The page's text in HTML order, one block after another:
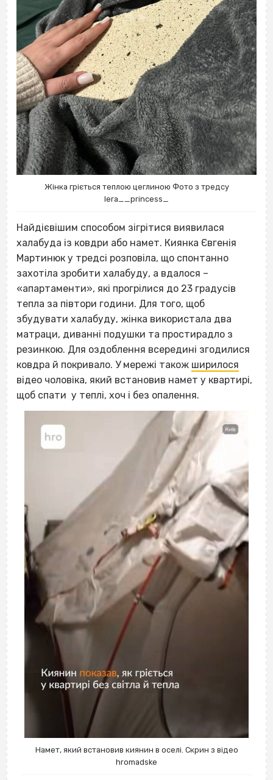
Жінка гріється теплою цеглиною Фото з тредсу
lera__princess_
Найдієвішим способом зігрітися виявилася
халабуда із ковдри або намет. Киянка Євгенія
Мартинюк у тредсі розповіла, що спонтанно
захотіла зробити халабуду, а вдалося –
«апартаменти», які прогрілися до 23 градусів
тепла за півтори години. Для того, щоб
збудувати халабуду, жінка використала два
матраци, диванні подушки та простирадло з
резинкою. Для оздоблення всередині згодилися
ковдра й покривало. У мережі також ширилося
відео чоловіка, який встановив намет у квартирі,
щоб спати у теплі, хоч і без опалення.
Намет, який встановив киянин в оселі. Скрин з відео
hromadske